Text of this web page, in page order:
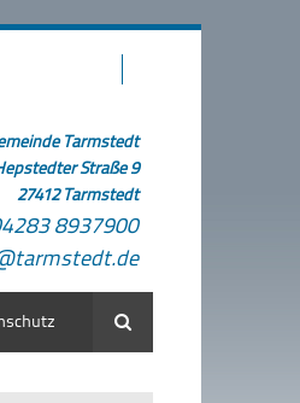
Tarmstedt
Straße 9
27412 Tarmstedt
8937900
Suche